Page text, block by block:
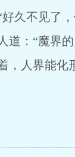
不见了，
：“魔界的
人界能化